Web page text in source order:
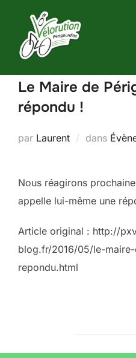
contenu
Le Maire de
répondu !
par Laurent dans
Nous réagirons
appelle lui-même une
Article original : http://
blog.fr/2016/05/le-
repondu.html